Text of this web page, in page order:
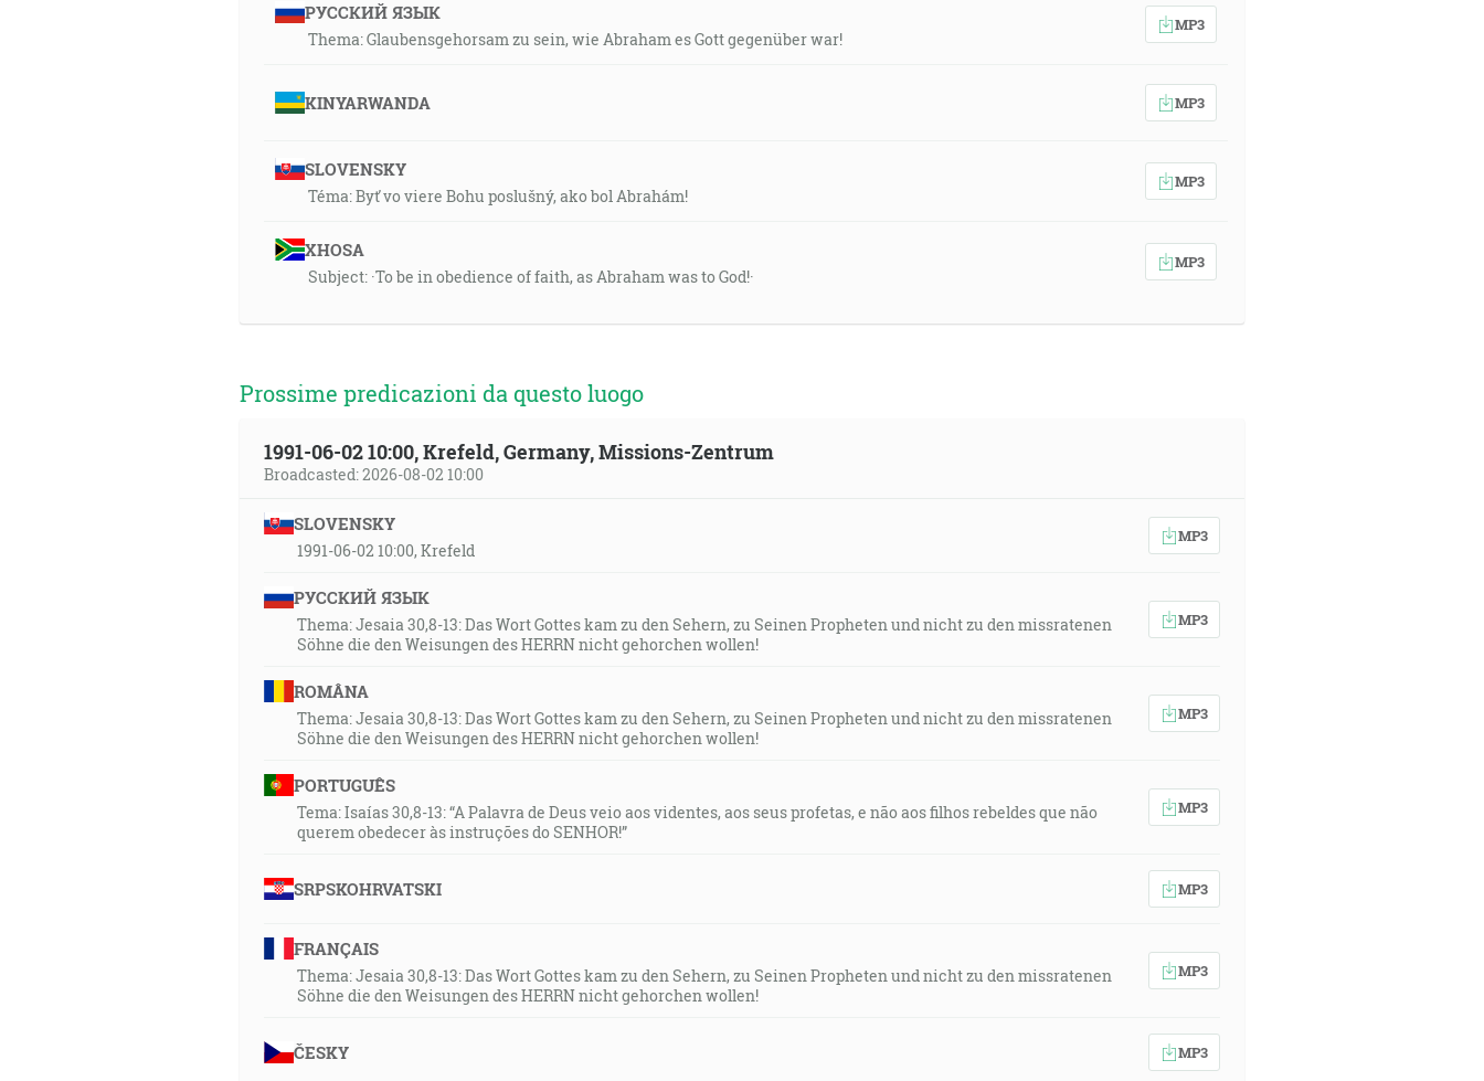
РУССКИЙ ЯЗЫК
Thema: Glaubensgehorsam zu sein, wie Abraham es Gott gegenüber war!
MP3
KINYARWANDA MP3
SLOVENSKY
Téma: Byť vo viere Bohu poslušný, ako bol Abrahám!
MP3
XHOSA
Subject: ·To be in obedience of faith, as Abraham was to God!·
MP3
Prossime predicazioni da questo luogo
1991-06-02 10:00, Krefeld, Germany, Missions-Zentrum
Broadcasted: 2026-08-02 10:00
SLOVENSKY
1991-06-02 10:00, Krefeld
MP3
РУССКИЙ ЯЗЫК
Thema: Jesaia 30,8-13: Das Wort Gottes kam zu den Sehern, zu Seinen Propheten und nicht zu den missratenen
Söhne die den Weisungen des HERRN nicht gehorchen wollen!
MP3
ROMÂNA
Thema: Jesaia 30,8-13: Das Wort Gottes kam zu den Sehern, zu Seinen Propheten und nicht zu den missratenen
Söhne die den Weisungen des HERRN nicht gehorchen wollen!
MP3
PORTUGUÊS
Tema: Isaías 30,8-13: “A Palavra de Deus veio aos videntes, aos seus profetas, e não aos filhos rebeldes que não
querem obedecer às instruções do SENHOR!”
MP3
SRPSKOHRVATSKI MP3
FRANÇAIS
Thema: Jesaia 30,8-13: Das Wort Gottes kam zu den Sehern, zu Seinen Propheten und nicht zu den missratenen
Söhne die den Weisungen des HERRN nicht gehorchen wollen!
MP3
ČESKY MP3